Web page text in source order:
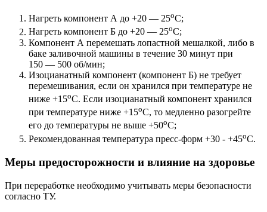
Нагреть компонент А до +20 — 25оС;
Нагреть компонент Б до +20 — 25оС;
Компонент А перемешать лопастной мешалкой, либо в
баке заливочной машины в течение 30 минут при
150 — 500 об/мин;
Изоцианатный компонент (компонент Б) не требует
перемешивания, если он хранился при температуре не
ниже +15оС. Если изоцианатный компонент хранился
при температуре ниже +15оС, то медленно разогрейте
его до температуры не выше +50оС;
Рекомендованная температура пресс-форм +30 - +45оС.
Меры предосторожности и влияние на здоровье
При переработке необходимо учитывать меры безопасности
согласно ТУ.